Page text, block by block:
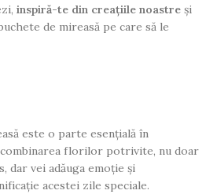
inspiră-te din creațiile noastre și
de mireasă pe care să le
este o parte esențială în
florilor potrivite, nu doar
dar vei adăuga emoție și
acestei zile speciale.